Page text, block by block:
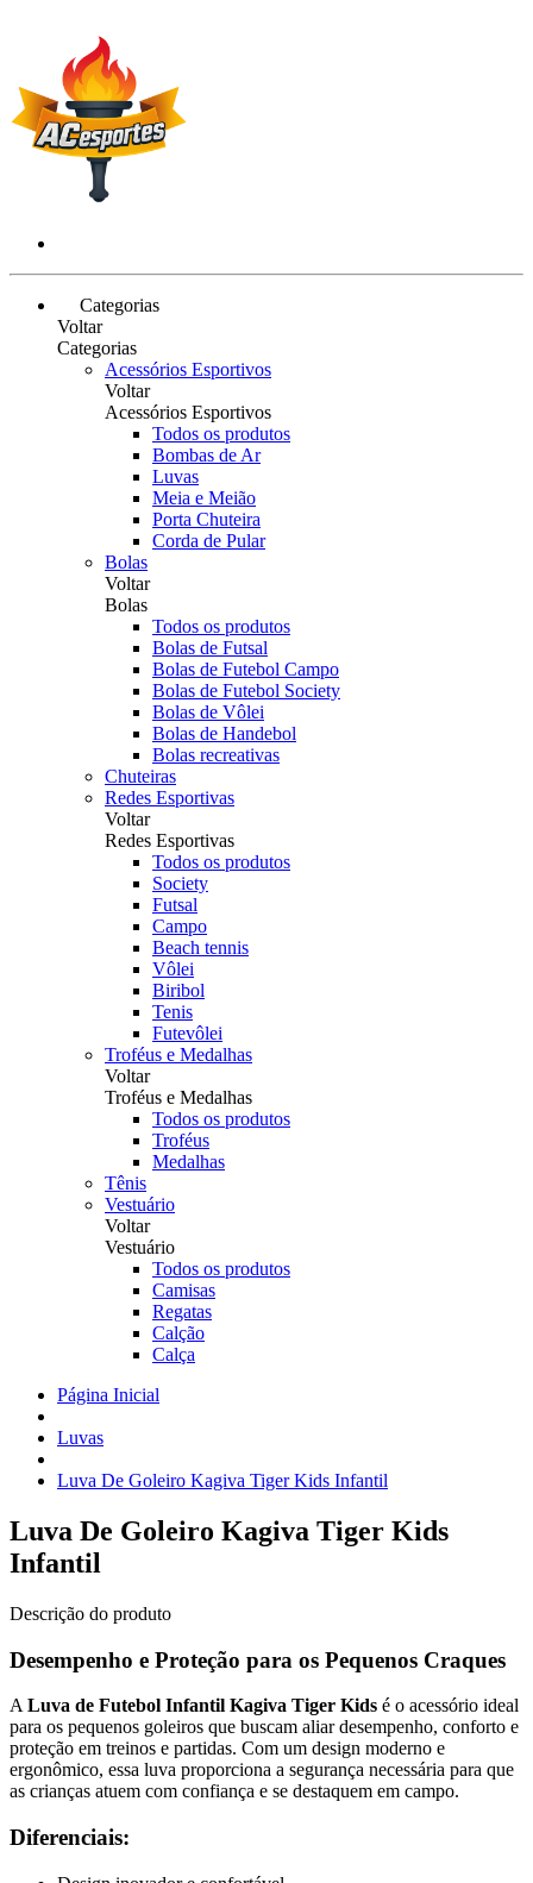
Categorias
Voltar
Categorias
Acessórios Esportivos
Voltar
Acessórios Esportivos
Todos os produtos
Bombas de Ar
Luvas
Meia e Meião
Porta Chuteira
Corda de Pular
Bolas
Voltar
Bolas
Todos os produtos
Bolas de Futsal
Bolas de Futebol Campo
Bolas de Futebol Society
Bolas de Vôlei
Bolas de Handebol
Bolas recreativas
Chuteiras
Redes Esportivas
Voltar
Redes Esportivas
Todos os produtos
Society
Futsal
Campo
Beach tennis
Vôlei
Biribol
Tenis
Futevôlei
Troféus e Medalhas
Voltar
Troféus e Medalhas
Todos os produtos
Troféus
Medalhas
Tênis
Vestuário
Voltar
Vestuário
Todos os produtos
Camisas
Regatas
Calção
Calça
Página Inicial
Luvas
Luva De Goleiro Kagiva Tiger Kids Infantil
Luva De Goleiro Kagiva Tiger Kids
Infantil
Descrição do produto
Desempenho e Proteção para os Pequenos Craques
A Luva de Futebol Infantil Kagiva Tiger Kids é o acessório ideal
para os pequenos goleiros que buscam aliar desempenho, conforto e
proteção em treinos e partidas. Com um design moderno e
ergonômico, essa luva proporciona a segurança necessária para que
as crianças atuem com confiança e se destaquem em campo.
Diferenciais: